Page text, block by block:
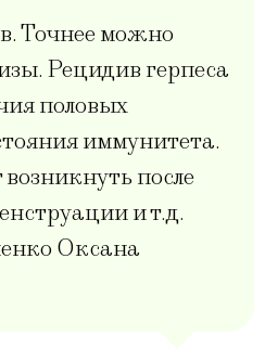
Точнее можно
Рецидив герпеса
половых
иммунитета.
после
и т.д.
Оксана